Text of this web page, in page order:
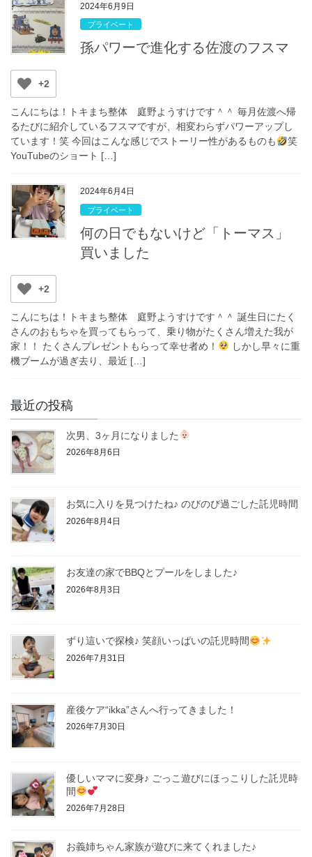
2024年6月9日
プライベート
孫パワーで進化する佐渡のフスマ
+2
こんにちは！トキまち整体 庭野ようすけです＾＾ 毎月佐渡へ帰
るたびに紹介しているフスマですが、相変わらずパワーアップし
ています！笑 今回はこんな感じでストーリー性があるものも
笑
YouTubeのショート […]
2024年6月4日
プライベート
何の日でもないけど「トーマス」
買いました
+2
こんにちは！トキまち整体 庭野ようすけです＾＾ 誕生日にたく
さんのおもちゃを買ってもらって、乗り物がたくさん増えた我が
家！！ たくさんプレゼントもらって幸せ者め！
しかし早々に重
機ブームが過ぎ去り、最近 […]
最近の投稿
次男、3ヶ月になりました
2026年8月6日
お気に入りを見つけたね♪ のびのび過ごした託児時間
2026年8月4日
お友達の家でBBQとプールをしました♪
2026年8月3日
ずり這いで探検♪ 笑顔いっぱいの託児時間
2026年7月31日
産後ケア“ikka”さんへ行ってきました！
2026年7月30日
優しいママに変身♪ ごっこ遊びにほっこりした託児時
間
2026年7月28日
お義姉ちゃん家族が遊びに来てくれました♪